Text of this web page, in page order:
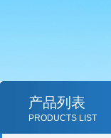
产品列表
PRODUCTS LIST